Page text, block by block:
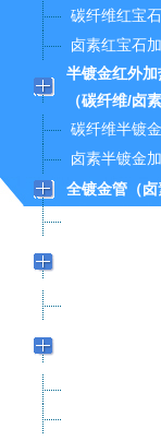
碳纤维红宝
卤素红宝石
半镀金红外加
（碳纤维/卤素
碳纤维半镀
卤素半镀金
全镀金管（卤